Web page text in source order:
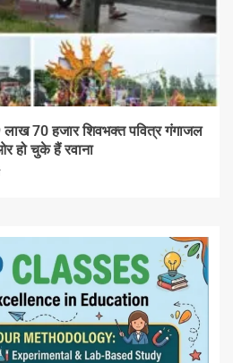
लाख 70 हजार शिवभक्त पवित्र गंगाजल
हो चुके हैं रवाना